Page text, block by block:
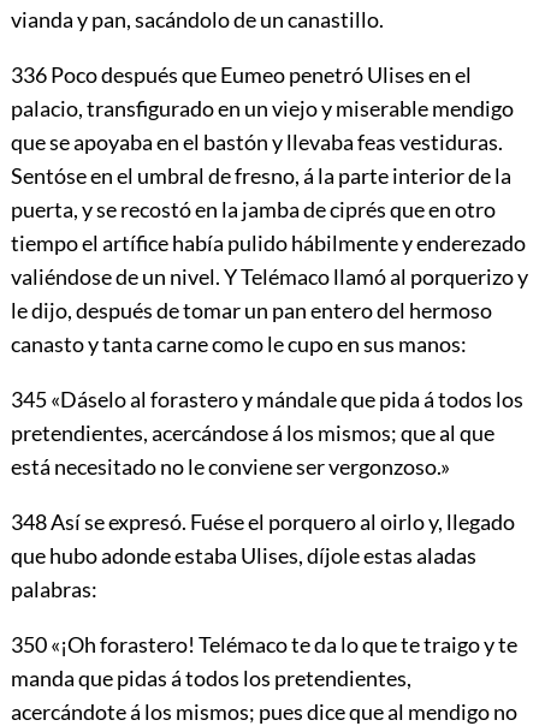
vianda y pan, sacándolo de un canastillo.
336Poco después que Eumeo penetró Ulises en el
palacio, transfigurado en un viejo y miserable mendigo
que se apoyaba en el bastón y llevaba feas vestiduras.
Sentóse en el umbral de fresno, á la parte interior de la
puerta, y se recostó en la jamba de ciprés que en otro
tiempo el artífice había pulido hábilmente y enderezado
valiéndose de un nivel. Y Telémaco llamó al porquerizo y
le dijo, después de tomar un pan entero del hermoso
canasto y tanta carne como le cupo en sus manos:
345«Dáselo al forastero y mándale que pida á todos los
pretendientes, acercándose á los mismos; que al que
está necesitado no le conviene ser vergonzoso.»
348Así se expresó. Fuése el porquero al oirlo y, llegado
que hubo adonde estaba Ulises, díjole estas aladas
palabras:
350«¡Oh forastero! Telémaco te da lo que te traigo y te
manda que pidas á todos los pretendientes,
acercándote á los mismos; pues dice que al mendigo no